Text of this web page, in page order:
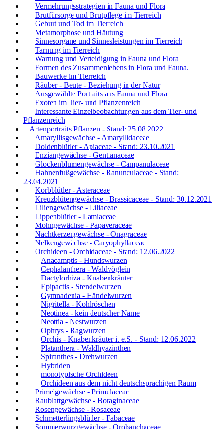
Vermehrungsstrategien in Fauna und Flora
Brutfürsorge und Brutpflege im Tierreich
Geburt und Tod im Tierreich
Metamorphose und Häutung
Sinnesorgane und Sinnesleistungen im Tierreich
Tarnung im Tierreich
Warnung und Verteidigung in Fauna und Flora
Formen des Zusammenlebens in Flora und Fauna.
Bauwerke im Tierreich
Räuber - Beute - Beziehung in der Natur
Ausgewählte Portraits aus Fauna und Flora
Exoten im Tier- und Pflanzenreich
Interessante Einzelbeobachtungen aus dem Tier- und
Pflanzenreich
Artenportraits Pflanzen - Stand: 25.08.2022
Amaryllisgewächse - Amaryllidaceae
Doldenblütler - Apiaceae - Stand: 23.10.2021
Enziangewächse - Gentianaceae
Glockenblumengewächse - Campanulaceae
Hahnenfußgewächse - Ranunculaceae - Stand:
23.04.2021
Korbblütler - Asteraceae
Kreuzblütengewächse - Brassicaceae - Stand: 30.12.2021
Liliengewächse - Liliaceae
Lippenblütler - Lamiaceae
Mohngewächse - Papaveraceae
Nachtkerzengewächse - Onagraceae
Nelkengewächse - Caryophyllaceae
Orchideen - Orchidaceae - Stand: 12.06.2022
Anacamptis - Hundswurzen
Cephalanthera - Waldvöglein
Dactylorhiza - Knabenkräuter
Epipactis - Stendelwurzen
Gymnadenia - Händelwurzen
Nigritella - Kohlröschen
Neotinea - kein deutscher Name
Neottia - Nestwurzen
Ophrys - Ragwurzen
Orchis - Knabenkräuter i. e.S. - Stand: 12.06.2022
Platanthera - Waldhyazinthen
Spiranthes - Drehwurzen
Hybriden
monotypische Orchideen
Orchideen aus dem nicht deutschsprachigen Raum
Primelgewächse - Primulaceae
Raublattgewächse - Boraginaceae
Rosengewächse - Rosaceae
Schmetterlingsblütler - Fabaceae
Sommerwurzgewächse - Orobanchaceae